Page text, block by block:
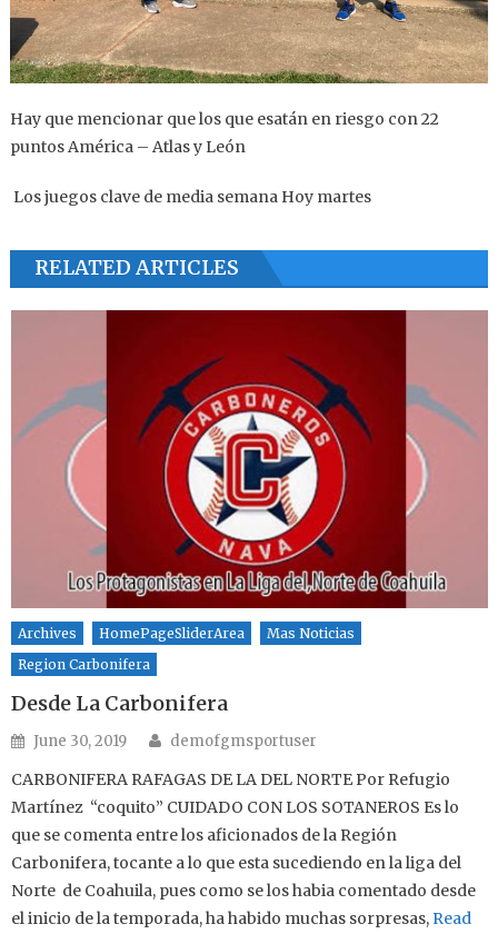
Hay que mencionar que los que esatán en riesgo con 22
puntos América – Atlas y León
Los juegos clave de media semana Hoy martes
RELATED ARTICLES
Archives HomePageSliderArea
Mas Noticias
Region Carbonifera
Desde La Carbonifera
Posted on
June 30, 2019 Author
demofgmsportuser
CARBONIFERA RAFAGAS DE LA DEL NORTE Por Refugio
Martínez “coquito” CUIDADO CON LOS SOTANEROS Es lo
que se comenta entre los aficionados de la Región
Carbonifera, tocante a lo que esta sucediendo en la liga del
Norte de Coahuila, pues como se los habia comentado desde
el inicio de la temporada, ha habido muchas sorpresas, Read